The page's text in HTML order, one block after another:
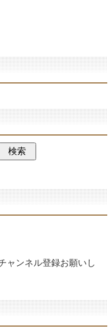
ャンネル登録お願いし